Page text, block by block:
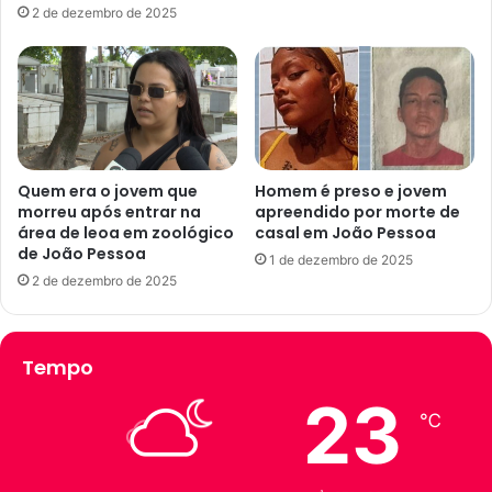
a
d
a
s
p
e
l
a
s
c
h
u
n
d
i
t
a
l
d
e
a
p
o
i
2 de dezembro de 2025
Quem era o jovem que
morreu após entrar na
área de leoa em zoológico
de João Pessoa
2 de dezembro de 2025
Homem é preso e jovem
apreendido por morte de
casal em João Pessoa
1 de dezembro de 2025
Tempo
23 ℃